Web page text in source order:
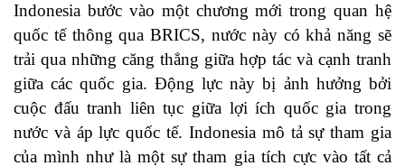
Indonesia bước vào một chương mới trong quan hệ
quốc tế thông qua BRICS, nước này có khả năng sẽ
trải qua những căng thẳng giữa hợp tác và cạnh tranh
giữa các quốc gia. Động lực này bị ảnh hưởng bởi
cuộc đấu tranh liên tục giữa lợi ích quốc gia trong
nước và áp lực quốc tế. Indonesia mô tả sự tham gia
của mình như là một sự tham gia tích cực vào tất cả